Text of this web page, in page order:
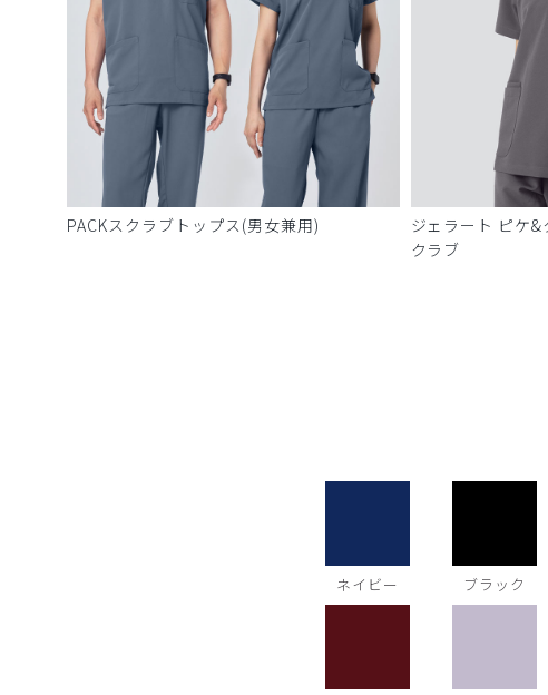
PACKスクラブトップス(男女兼用)
ジェラート ピケ
クラブ
ネイビー ブラック